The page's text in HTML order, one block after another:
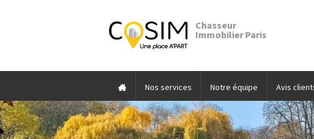
Chasseur
Immobilier Paris
Nos services Notre équipe Avis